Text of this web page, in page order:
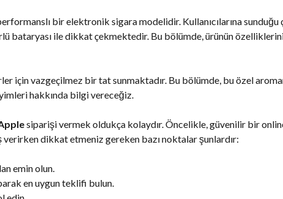
bir elektronik sigara modelidir. Kullanıcılarına sunduğu
bataryası ile dikkat çekmektedir. Bu bölümde, ürünün
için vazgeçilmez bir tat sunmaktadır. Bu bölümde, bu özel
hakkında bilgi vereceğiz.
siparişi vermek oldukça kolaydır. Öncelikle, güvenilir bir
verirken dikkat etmeniz gereken bazı noktalar şunlardır:
emin olun.
en uygun teklifi bulun.